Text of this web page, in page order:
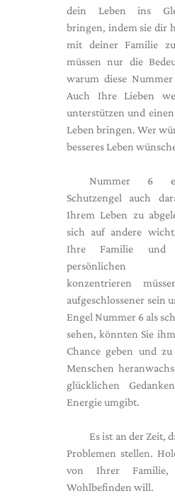
dein Leben ins
bringen, indem sie dir
mit deiner Familie
müssen nur die
warum diese
Auch Ihre Lieben
unterstützen und
Leben bringen. Wer
besseres Leben
Nummer 6
Schutzengel auch
Ihrem Leben zu
sich auf andere
Ihre Familie und
persönlichen
konzentrieren
aufgeschlossener sein
Engel Nummer 6 als
sehen, könnten Sie
Chance geben und
Menschen
glücklichen
Energie umgibt.
Es ist an der Zeit,
Problemen stellen.
von Ihrer
Wohlbefinden will.